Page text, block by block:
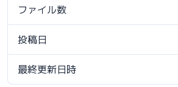
ファイル数
投稿日
最終更新日時